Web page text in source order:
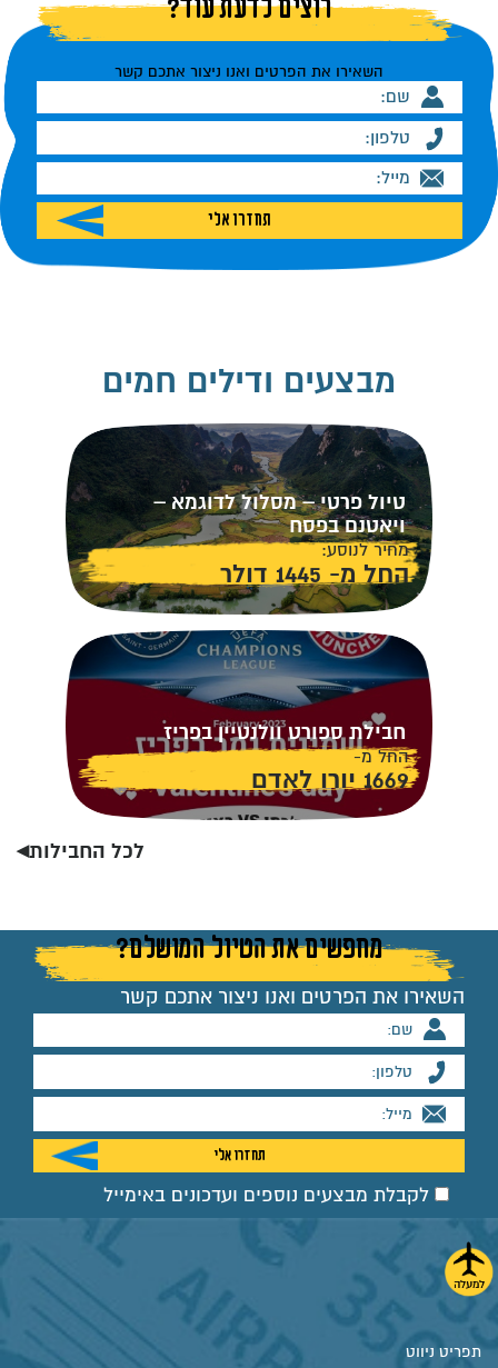
רוצים לדעת עוד?
השאירו את הפרטים ואנו ניצור אתכם קשר
מבצעים ודילים חמים
טיול פרטי – מסלול לדוגמא –
ויאטנם בפסח
מחיר לנוסע:
החל מ- 1445 דולר
חבילת ספורט וולנטיין בפריז
החל מ-
1669 יורו לאדם
לכל החבילות◂
מחפשים את הטיול המושלם?
השאירו את הפרטים ואנו ניצור אתכם קשר
לקבלת מבצעים נוספים ועדכונים באימייל
תפריט ניווט